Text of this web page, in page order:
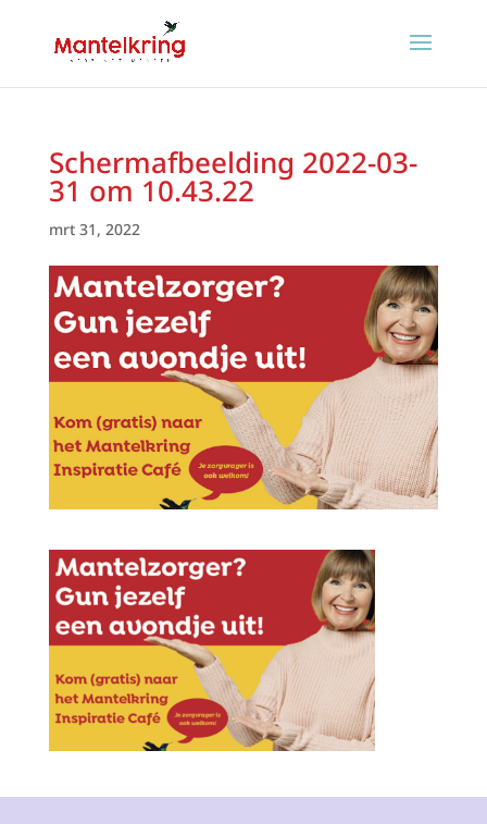
Schermafbeelding 2022-03-
31 om 10.43.22
mrt 31, 2022